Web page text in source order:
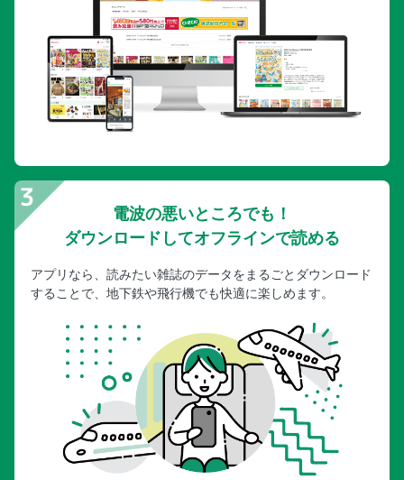
電波の悪いところでも！
ダウンロードしてオフラインで読める
アプリなら、読みたい雑誌のデータをまるごとダウンロード
することで、地下鉄や飛行機でも快適に楽しめます。